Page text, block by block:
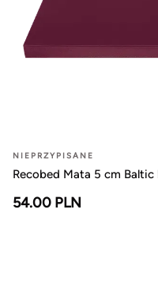
NIEPRZYPISANE
Recobed Mata 5 cm Baltic
54.00 PLN